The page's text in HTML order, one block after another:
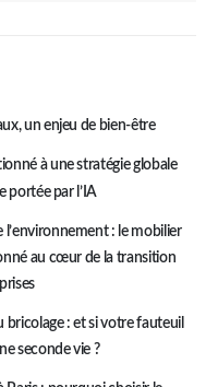
un enjeu de bien-être
à une stratégie globale
portée par l’IA
l’environnement : le mobilier
au cœur de la transition
bricolage : et si votre fauteuil
seconde vie ?